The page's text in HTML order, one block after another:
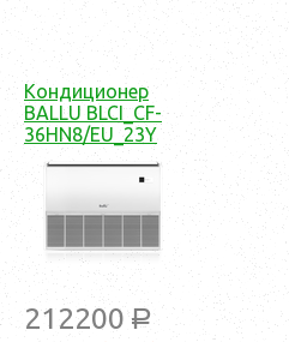
Кондиционер
BALLU BLCI_CF-
36HN8/EU_23Y
212200 a